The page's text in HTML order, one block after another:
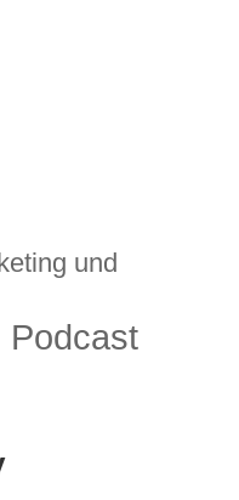
und
Podcast